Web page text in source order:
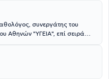
συνεργάτης του
Αθηνών "ΥΓΕΙΑ", επί σειρά
Σχολής του Πανεπιστημίου
του στην Εσωτερική
Βελονισμό, τον Κινέζικο